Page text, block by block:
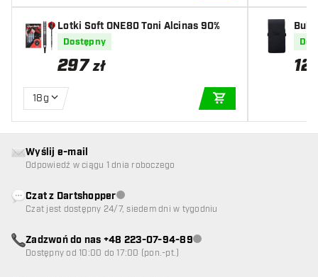
Lotki Soft ONE80 Toni Alcinas 90%
Dostępny
297 zł
18g
Wyślij e-mail
Odpowiedź w ciągu 1 dnia roboczego
Czat z DartshopperObsługa klienta niedostępna
Czat jest dostępny 24/7, siedem dni w tygodniu
Zadzwoń do nas +48 223-07-94-89Obsługa klienta niedostępna
Dostępny od 10:00 do 17:00 (pon.-pt.)